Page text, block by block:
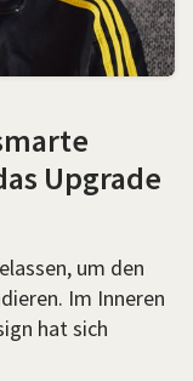
Upgrade
um den
Im Inneren
hat sich